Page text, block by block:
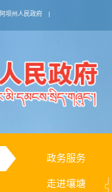
阿坝州人民政府 |
政务服务
走进壤塘